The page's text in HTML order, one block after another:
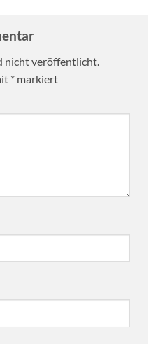
nicht veröffentlicht.
* markiert